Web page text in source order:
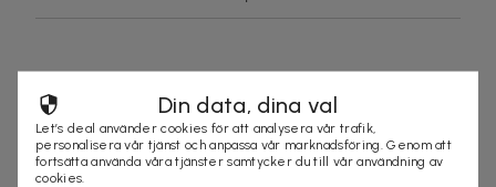
Din data, dina val
Let’s deal använder cookies för att analysera vår trafik,
personalisera vår tjänst och anpassa vår marknadsföring. Genom att
fortsätta använda våra tjänster samtycker du till vår användning av
cookies.